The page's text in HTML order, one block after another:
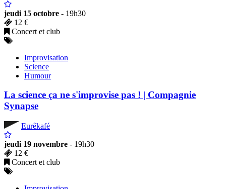
jeudi 15 octobre - 19h30
12 €
Concert et club
Improvisation
Science
Humour
La science ça ne s'improvise pas ! | Compagnie
Synapse
Eurêkafé
jeudi 19 novembre - 19h30
12 €
Concert et club